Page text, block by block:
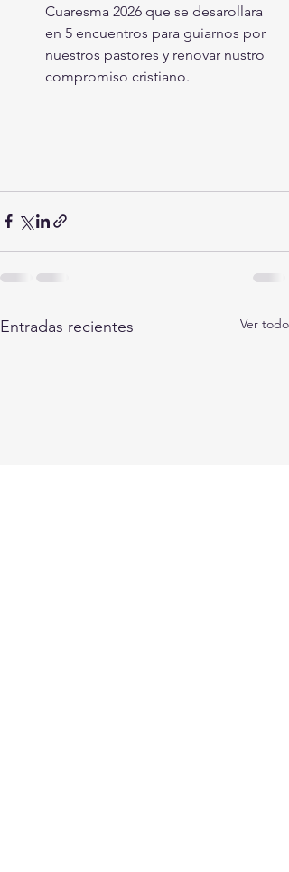
Cuaresma 2026 que se desarollara
en 5 encuentros para guiarnos por
nuestros pastores y renovar nustro
compromiso cristiano.
Entradas recientes Ver todo